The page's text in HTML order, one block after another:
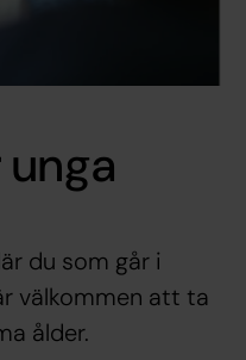
du som går i
välkommen att ta
ålder.